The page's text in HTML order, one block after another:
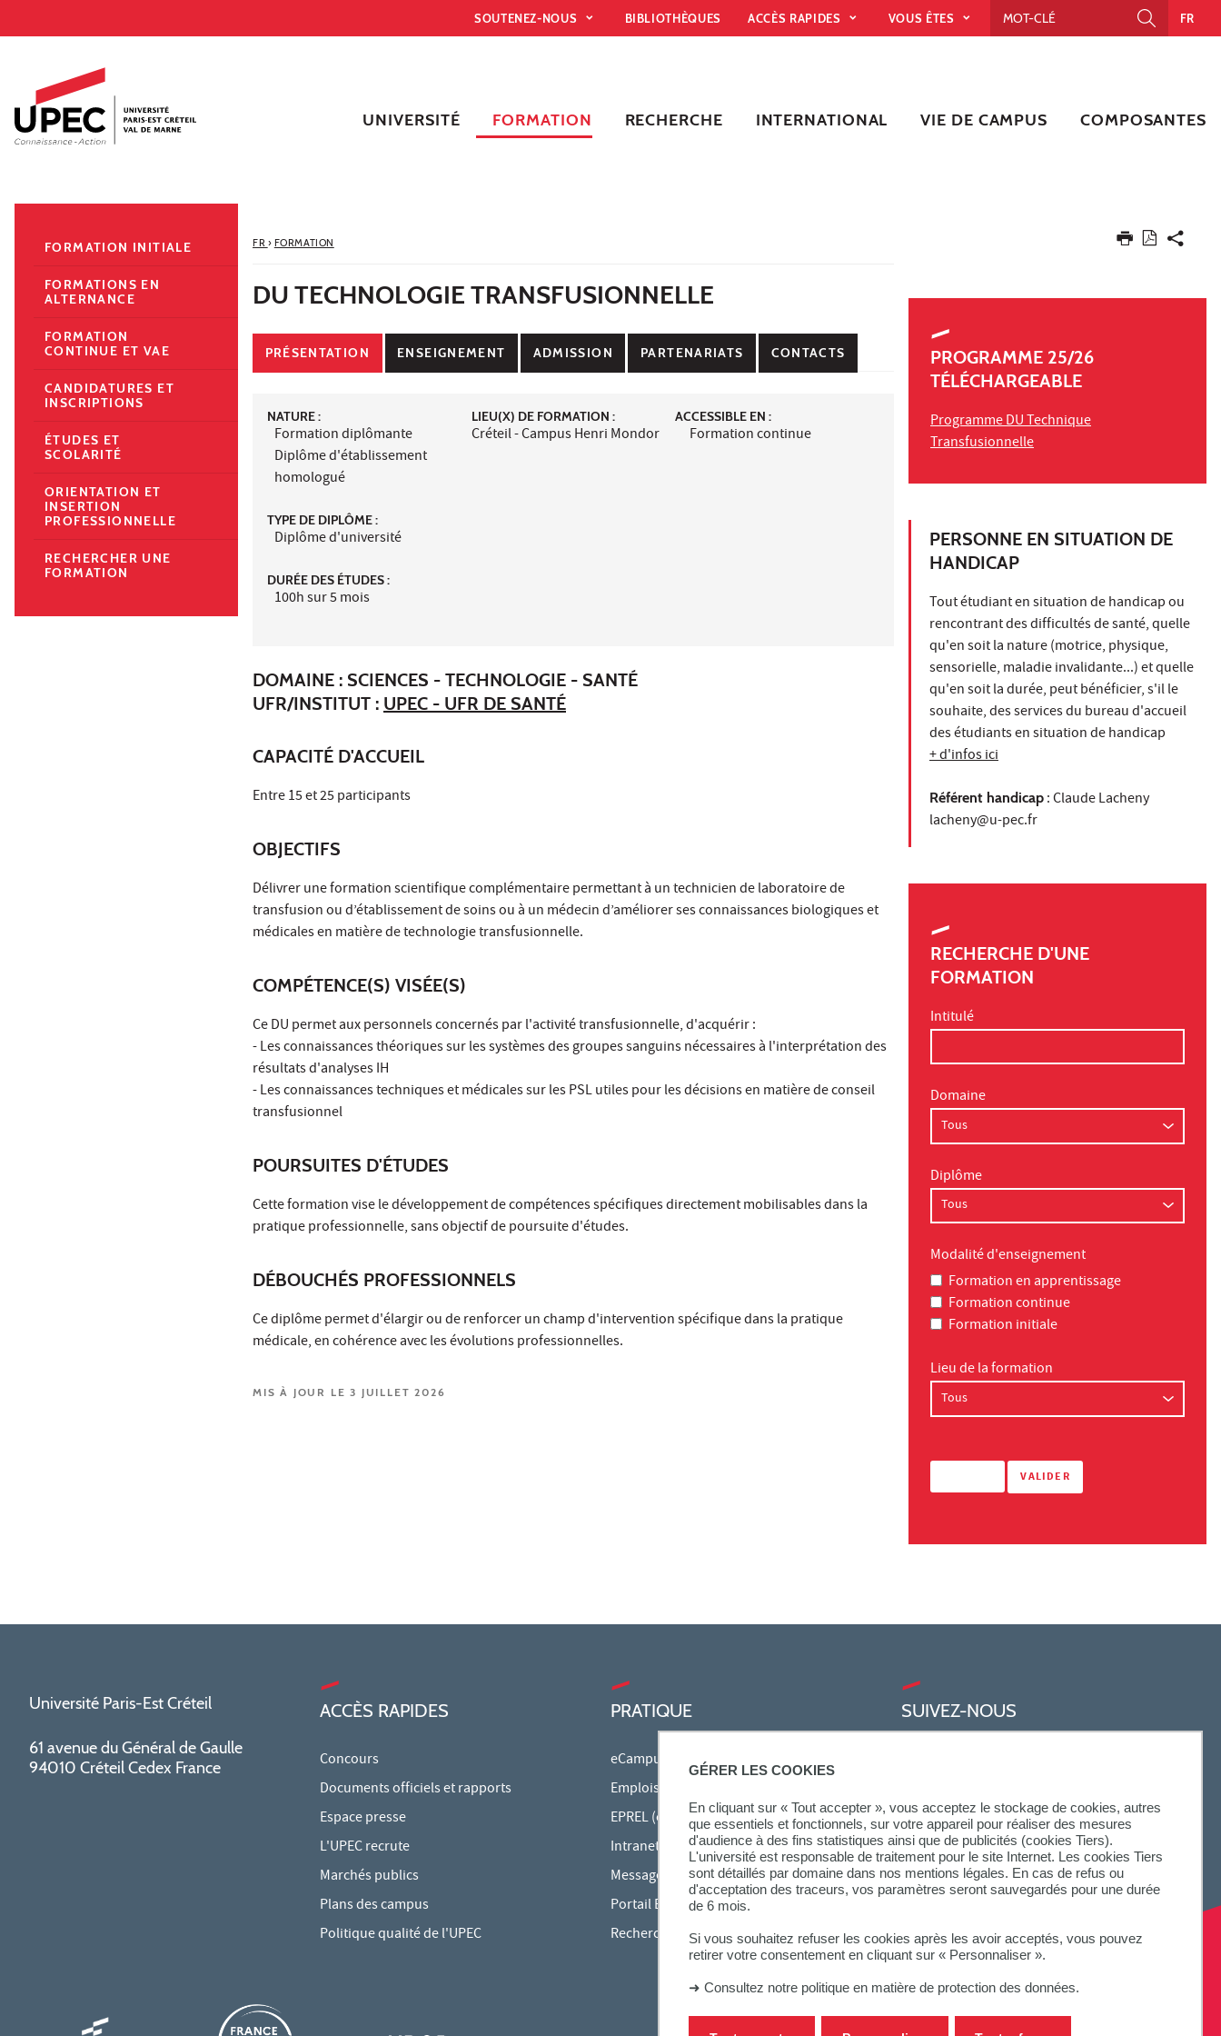
GÉRER LES COOKIES
En cliquant sur « Tout accepter », vous acceptez le stockage de cookies, autres
que essentiels et fonctionnels, sur votre appareil pour réaliser des mesures
d'audience à des fins statistiques ainsi que de publicités (cookies Tiers).
L'université est responsable de traitement pour le site Internet. Les cookies Tiers
sont détaillés par domaine dans nos mentions légales. En cas de refus ou
d'acceptation des traceurs, vos paramètres seront sauvegardés pour une durée
de 6 mois.
Si vous souhaitez refuser les cookies après les avoir acceptés, vous pouvez
retirer votre consentement en cliquant sur « Personnaliser ».
➜ Consultez notre politique en matière de protection des données.
Accès directs
Recherche
Navigation secondaire
SOUTENEZ-NOUS BIBLIOTHÈQUES ACCÈS RAPIDES VOUS ÊTES FR
UNIVERSITÉ FORMATION RECHERCHE INTERNATIONAL VIE DE CAMPUS COMPOSANTES
FR › FORMATION
DU TECHNOLOGIE TRANSFUSIONNELLE
PRÉSENTATION ENSEIGNEMENT ADMISSION PARTENARIATS CONTACTS
NATURE :
Formation diplômante
Diplôme d'établissement
homologué
TYPE DE DIPLÔME :
Diplôme d'université
DURÉE DES ÉTUDES :
100h sur 5 mois
LIEU(X) DE FORMATION :
Créteil - Campus Henri Mondor
ACCESSIBLE EN :
Formation continue
DOMAINE : SCIENCES - TECHNOLOGIE - SANTÉ
UFR/INSTITUT : UPEC - UFR DE SANTÉ
CAPACITÉ D'ACCUEIL
Entre 15 et 25 participants
OBJECTIFS
Délivrer une formation scientifique complémentaire permettant à un technicien de laboratoire de
transfusion ou d’établissement de soins ou à un médecin d’améliorer ses connaissances biologiques et
médicales en matière de technologie transfusionnelle.
COMPÉTENCE(S) VISÉE(S)
Ce DU permet aux personnels concernés par l'activité transfusionnelle, d'acquérir :
- Les connaissances théoriques sur les systèmes des groupes sanguins nécessaires à l'interprétation des
résultats d'analyses IH
- Les connaissances techniques et médicales sur les PSL utiles pour les décisions en matière de conseil
transfusionnel
POURSUITES D'ÉTUDES
Cette formation vise le développement de compétences spécifiques directement mobilisables dans la
pratique professionnelle, sans objectif de poursuite d'études.
DÉBOUCHÉS PROFESSIONNELS
Ce diplôme permet d'élargir ou de renforcer un champ d'intervention spécifique dans la pratique
médicale, en cohérence avec les évolutions professionnelles.
MIS À JOUR LE 3 JUILLET 2026
PROGRAMME 25/26
TÉLÉCHARGEABLE
Programme DU Technique
Transfusionnelle
PERSONNE EN SITUATION DE
HANDICAP
Tout étudiant en situation de handicap ou
rencontrant des difficultés de santé, quelle
qu'en soit la nature (motrice, physique,
sensorielle, maladie invalidante...) et quelle
qu'en soit la durée, peut bénéficier, s'il le
souhaite, des services du bureau d'accueil
des étudiants en situation de handicap
+ d'infos ici
Référent handicap : Claude Lacheny
lacheny@u-pec.fr
RECHERCHE D'UNE
FORMATION
Intitulé
Domaine
Diplôme
Modalité d'enseignement
Formation en apprentissage
Formation continue
Formation initiale
Lieu de la formation
FORMATION INITIALE
FORMATIONS EN
ALTERNANCE
FORMATION
CONTINUE ET VAE
CANDIDATURES ET
INSCRIPTIONS
ÉTUDES ET
SCOLARITÉ
ORIENTATION ET
INSERTION
PROFESSIONNELLE
RECHERCHER UNE
FORMATION
Université Paris-Est Créteil
61 avenue du Général de Gaulle
94010 Créteil Cedex France
ACCÈS RAPIDES
Concours
Documents officiels et rapports
Espace presse
L'UPEC recrute
Marchés publics
Plans des campus
Politique qualité de l'UPEC
PRATIQUE
eCampus
Emplois du temps en ligne
EPREL (cours en ligne)
Intranet des personnels
Messagerie étudiante
Portail Bu Athéna
Rechercher une formation
SUIVEZ-NOUS